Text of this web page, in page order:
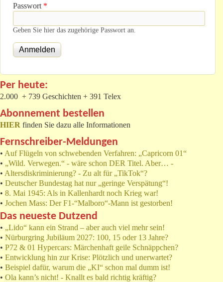
Passwort *
Geben Sie hier das zugehörige Passwort an.
Per heute:
2.000 + 739 Geschichten + 391 Telex
Abonnement bestellen
HIER finden Sie dazu alle Informationen
Fernschreiber-Meldungen
• Auf Flügeln von schwebenden Verfahren: „Capricorn 01“
• „Wild. Verwegen.“ - wäre schon DER Titel. Aber… -
• Altersdiskriminierung? - Zu alt für „TikTok“?
• Deutscher Bundestag hat nur „geringe Verspätung“!
• 8. Mai 1945: Als in Kallenhardt noch Krieg war!
• Jochen Mass: Der F1-“Malboro“-Mann ist gestorben!
Das neueste Dutzend
• „Lido“ kann ein Strand – aber auch viel mehr sein!
• Nürburgring Jubiläum 2027: 100, 15 oder 13 Jahre?
• P72 & 01 Hypercars: Märchenhaft geile Schnäppchen?
• Entwicklung hin zur Krise: Plötzlich und unerwartet?
• Beispiel dafür, warum die „KI“ schon mal dumm ist!
• Ola kann’s nicht! - Knallt es bald richtig kräftig?